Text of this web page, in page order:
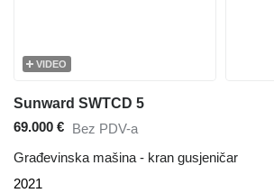
VIDEO
Sunward SWTCD 5
69.000 € Bez PDV-a
Građevinska mašina - kran gusjeničar
2021